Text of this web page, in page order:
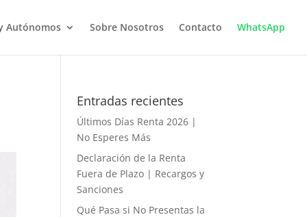
Autónomos Sobre Nosotros Contacto WhatsApp
Entradas recientes
Últimos Días Renta 2026 |
No Esperes Más
Declaración de la Renta
Fuera de Plazo | Recargos y
Sanciones
Qué Pasa si No Presentas la